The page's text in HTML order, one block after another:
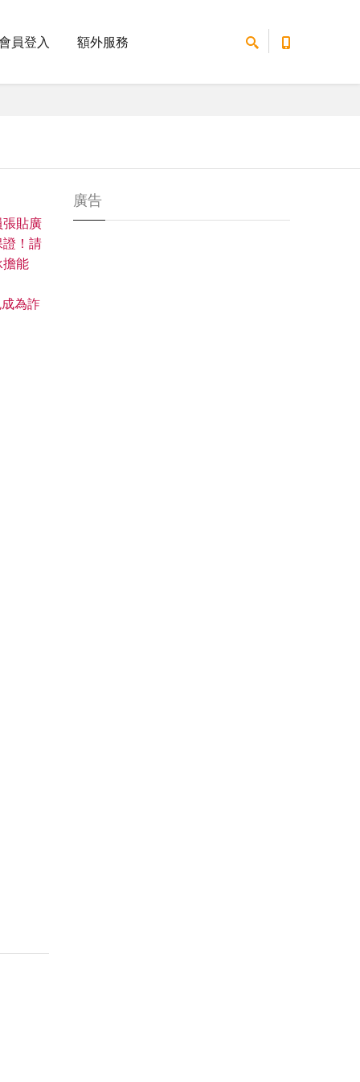
員登入 額外服務
張貼廣
證！請
擔能
為詐
廣告